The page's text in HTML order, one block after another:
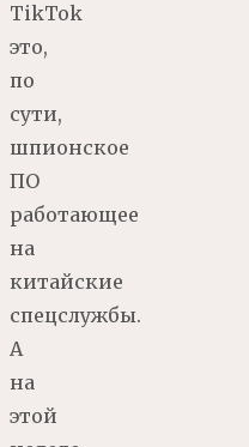
TikTok
это,
по
сути,
шпионское
ПО
работающее
на
китайские
спецслужбы.
А
на
этой